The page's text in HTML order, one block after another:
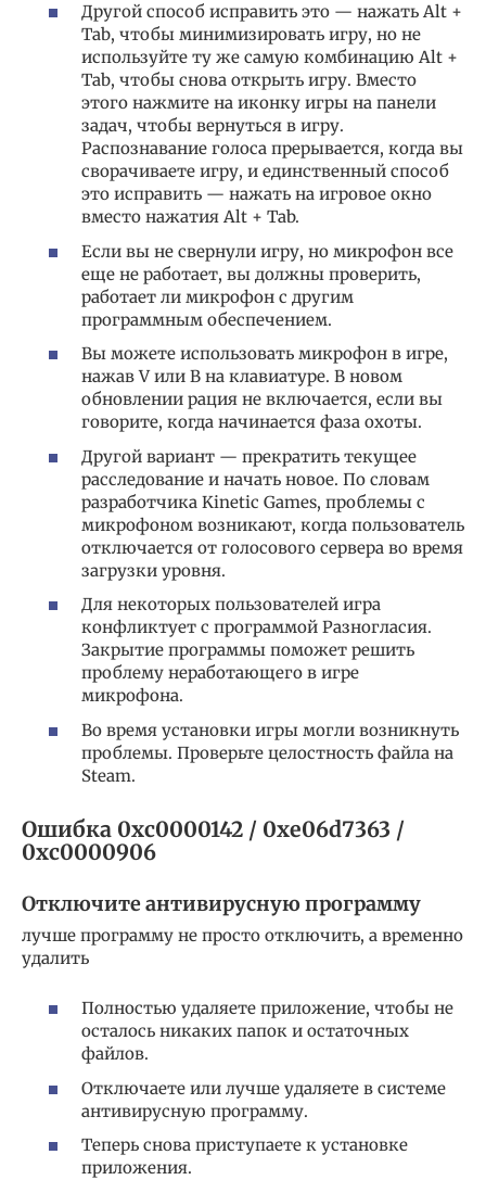
Другой способ исправить это — нажать Alt +
Tab, чтобы минимизировать игру, но не
используйте ту же самую комбинацию Alt +
Tab, чтобы снова открыть игру. Вместо
этого нажмите на иконку игры на панели
задач, чтобы вернуться в игру.
Распознавание голоса прерывается, когда вы
сворачиваете игру, и единственный способ
это исправить — нажать на игровое окно
вместо нажатия Alt + Tab.
Если вы не свернули игру, но микрофон все
еще не работает, вы должны проверить,
работает ли микрофон с другим
программным обеспечением.
Вы можете использовать микрофон в игре,
нажав V или B на клавиатуре. В новом
обновлении рация не включается, если вы
говорите, когда начинается фаза охоты.
Другой вариант — прекратить текущее
расследование и начать новое. По словам
разработчика Kinetic Games, проблемы с
микрофоном возникают, когда пользователь
отключается от голосового сервера во время
загрузки уровня.
Для некоторых пользователей игра
конфликтует с программой Разногласия.
Закрытие программы поможет решить
проблему неработающего в игре
микрофона.
Во время установки игры могли возникнуть
проблемы. Проверьте целостность файла на
Steam.
Ошибка 0xc0000142 / 0xe06d7363 /
0xc0000906
Отключите антивирусную программу
лучше программу не просто отключить, а временно
удалить
Полностью удаляете приложение, чтобы не
осталось никаких папок и остаточных
файлов.
Отключаете или лучше удаляете в системе
антивирусную программу.
Теперь снова приступаете к установке
приложения.